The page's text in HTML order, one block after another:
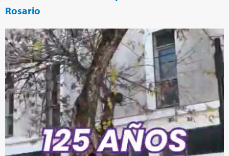
Rosario